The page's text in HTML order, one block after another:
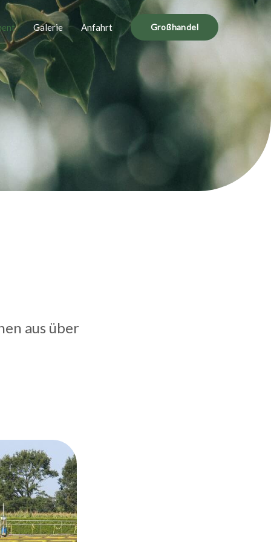
Galerie Anfahrt Großhandel
aus über